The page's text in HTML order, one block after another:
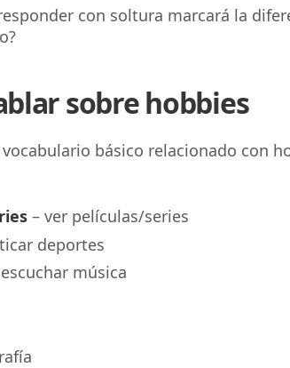
con soltura marcará la
sobre hobbies
vocabulario básico relacionado con
– ver películas/series
deportes
música